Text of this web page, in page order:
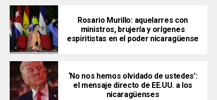
Rosario Murillo: aquelarres con
ministros, brujería y orígenes
espiritistas en el poder nicaragüense
‘No nos hemos olvidado de ustedes’:
el mensaje directo de EE.UU. a los
nicaragüenses